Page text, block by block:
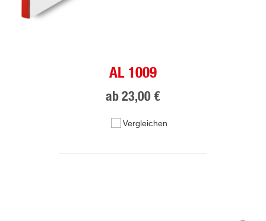
AL 1009
ab 23,00 €
Vergleichen